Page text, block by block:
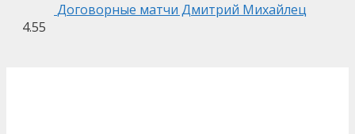
Договорные матчи Дмитрий Михайлец
4.55